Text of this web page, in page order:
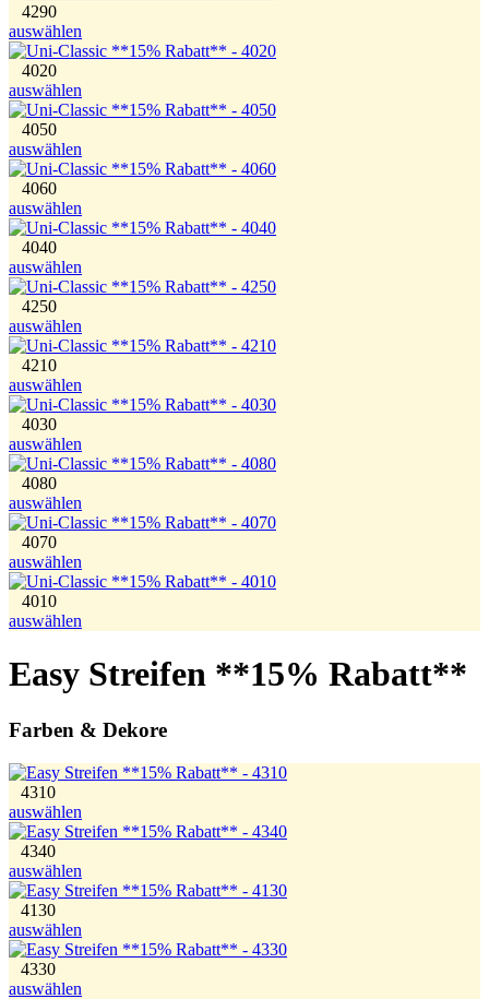
4290
auswählen
4020
auswählen
4050
auswählen
4060
auswählen
4040
auswählen
4250
auswählen
4210
auswählen
4030
auswählen
4080
auswählen
4070
auswählen
4010
auswählen
Easy Streifen **15% Rabatt**
Farben & Dekore
4310
auswählen
4340
auswählen
4130
auswählen
4330
auswählen